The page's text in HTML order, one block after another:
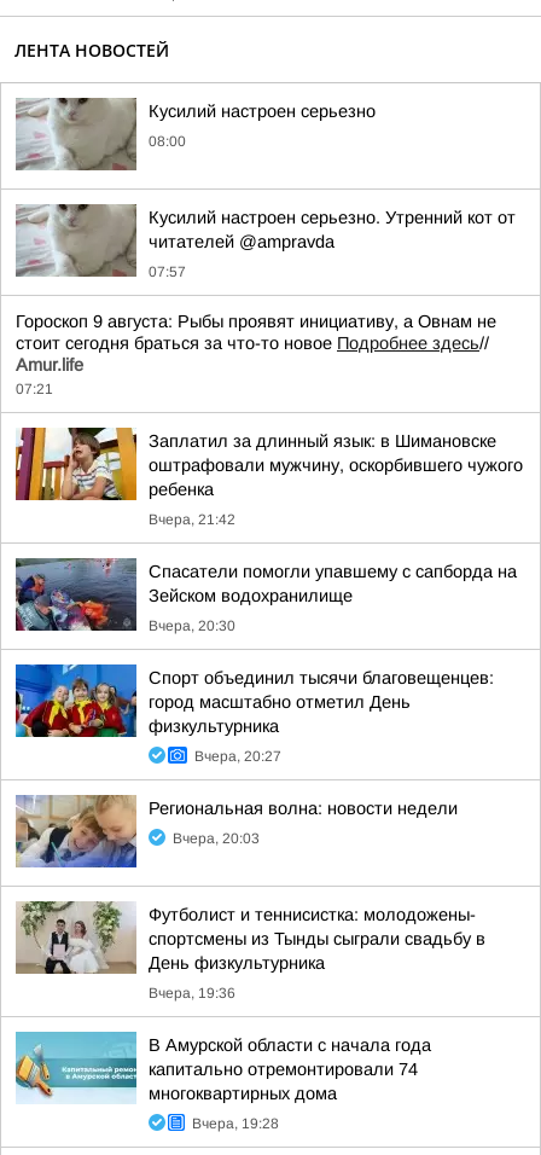
ЛЕНТА НОВОСТЕЙ
Кусилий настроен серьезно
08:00
Кусилий настроен серьезно. Утренний кот от
читателей @ampravda
07:57
Гороскоп 9 августа: Рыбы проявят инициативу, а Овнам не
стоит сегодня браться за что-то новое Подробнее здесь//
Аmur.life
07:21
Заплатил за длинный язык: в Шимановске
оштрафовали мужчину, оскорбившего чужого
ребенка
Вчера, 21:42
Спасатели помогли упавшему с сапборда на
Зейском водохранилище
Вчера, 20:30
Спорт объединил тысячи благовещенцев:
город масштабно отметил День
физкультурника
Вчера, 20:27
Региональная волна: новости недели
Вчера, 20:03
Футболист и теннисистка: молодожены-
спортсмены из Тынды сыграли свадьбу в
День физкультурника
Вчера, 19:36
В Амурской области с начала года
капитально отремонтировали 74
многоквартирных дома
Вчера, 19:28